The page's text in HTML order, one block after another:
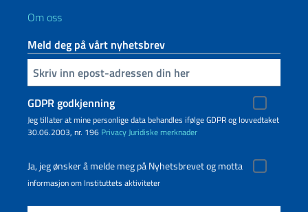
Om oss
Meld deg på vårt nyhetsbrev
Inserisci la tua email
GDPR godkjenning
Jeg tillater at mine personlige data behandles ifølge GDPR og lovvedtaket
30.06.2003, nr. 196 PrivacyJuridiske merknader
Ja, jeg ønsker å melde meg på Nyhetsbrevet og motta
informasjon om Instituttets aktiviteter